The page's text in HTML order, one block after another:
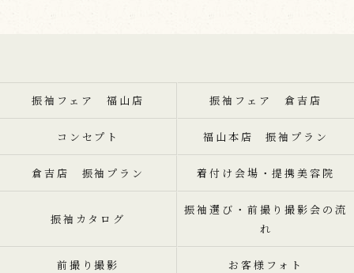
振袖フェア 福山店 振袖フェア 倉吉店
コンセプト 福山本店 振袖プラン
倉吉店 振袖プラン 着付け会場・提携美容院
振袖カタログ
振袖選び・前撮り撮影会の流
れ
前撮り撮影 お客様フォト